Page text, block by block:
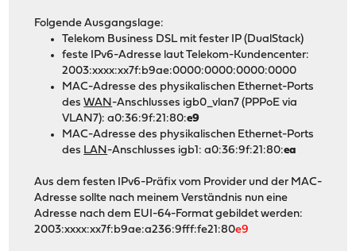
Folgende Ausgangslage:
Telekom Business DSL mit fester IP (DualStack)
feste IPv6-Adresse laut Telekom-Kundencenter:
2003:xxxx:xx7f:b9ae:0000:0000:0000:0000
MAC-Adresse des physikalischen Ethernet-Ports
desWAN-Anschlusses igb0_vlan7 (PPPoE via
VLAN7): a0:36:9f:21:80:e9
MAC-Adresse des physikalischen Ethernet-Ports
des LAN-Anschlusses igb1: a0:36:9f:21:80:ea
Aus dem festen IPv6-Präfix vom Provider und der MAC-
Adresse sollte nach meinem Verständnis nun eine
Adresse nach dem EUI-64-Format gebildet werden:
2003:xxxx:xx7f:b9ae:a236:9fff:fe21:80e9